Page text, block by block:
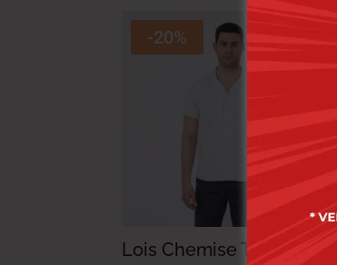
-20%
Lois Chemise Toile-03